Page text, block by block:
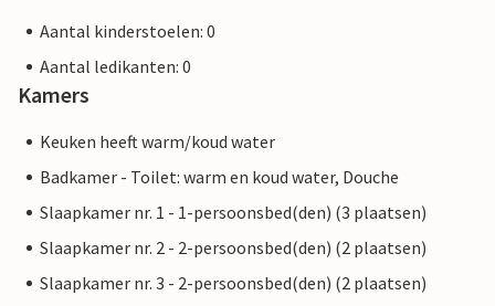
Aantal kinderstoelen: 0
Aantal ledikanten: 0
Kamers
Keuken heeft warm/koud water
Badkamer - Toilet: warm en koud water, Douche
Slaapkamer nr. 1 - 1-persoonsbed(den) (3 plaatsen)
Slaapkamer nr. 2 - 2-persoonsbed(den) (2 plaatsen)
Slaapkamer nr. 3 - 2-persoonsbed(den) (2 plaatsen)